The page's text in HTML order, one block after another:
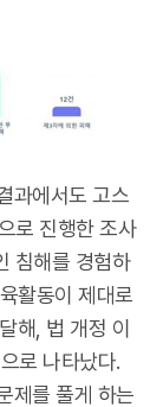
과에서도 고스
로 진행한 조사
침해를 경험하
활동이 제대로
해, 법 개정 이
로 나타났다.
제를 풀게 하는